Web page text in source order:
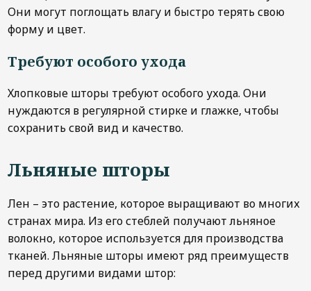
Они могут поглощать влагу и быстро терять свою
форму и цвет.
Требуют особого ухода
Хлопковые шторы требуют особого ухода. Они
нуждаются в регулярной стирке и глажке, чтобы
сохранить свой вид и качество.
Льняные шторы
Лен – это растение, которое выращивают во многих
странах мира. Из его стеблей получают льняное
волокно, которое используется для производства
тканей. Льняные шторы имеют ряд преимуществ
перед другими видами штор: